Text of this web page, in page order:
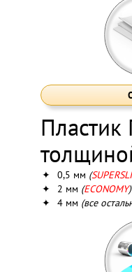
✦ 0,5 мм (
✦
2 мм (ECONOMY)
✦
4 мм (все